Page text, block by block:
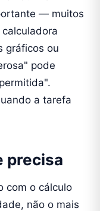
— muitos
gráficos ou
pode
a tarefa
precisa
com o cálculo
não o mais